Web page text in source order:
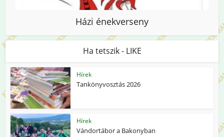
Házi énekverseny
Ha tetszik - LIKE
Hírek
Tankönyvosztás 2026
Hírek
Vándortábor a Bakonyban